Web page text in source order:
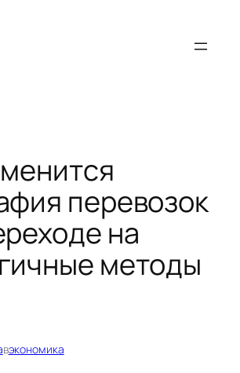
перевозок
на
методы
вэкономика